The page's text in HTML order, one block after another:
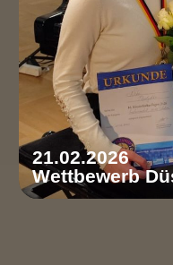
21.02.2026
Wettbewerb